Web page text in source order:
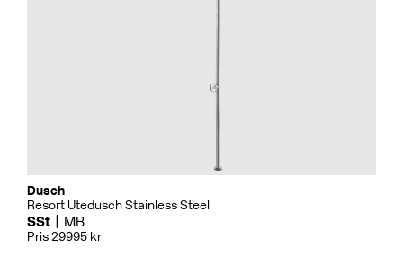
Dusch
Resort Utedusch Stainless Steel
SSt MB
Pris 29995 kr